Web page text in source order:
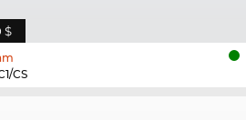
$
CS